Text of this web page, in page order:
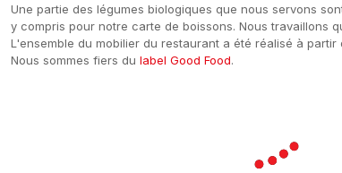
Une partie des légumes biologiques que nous servons
y compris pour notre carte de boissons. Nous travaillons
L'ensemble du mobilier du restaurant a été réalisé à
Nous sommes fiers du label Good Food.